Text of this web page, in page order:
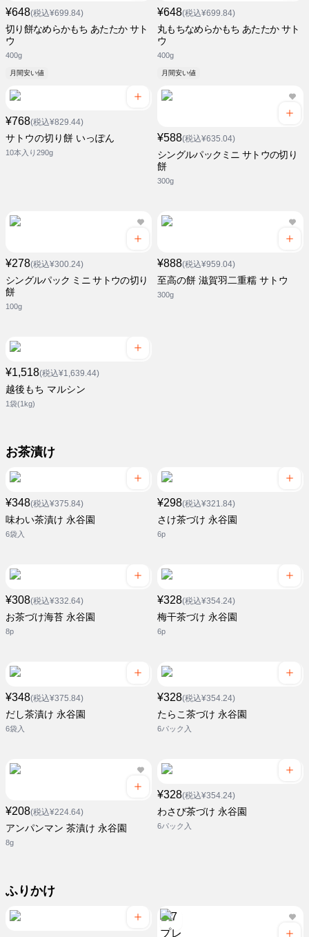
¥648(税込¥699.84)
切り餅なめらかもち あたたか サト
ウ
400g
月間安い値
¥648(税込¥699.84)
丸もちなめらかもち あたたか サト
ウ
400g
月間安い値
¥768(税込¥829.44)
サトウの切り餅 いっぽん
10本入り290g
¥588(税込¥635.04)
シングルパックミニ サトウの切り
餅
300g
¥278(税込¥300.24)
シングルパック ミニ サトウの切り
餅
100g
¥888(税込¥959.04)
至高の餅 滋賀羽二重糯 サトウ
300g
¥1,518(税込¥1,639.44)
越後もち マルシン
1袋(1kg)
お茶漬け
¥348(税込¥375.84)
味わい茶漬け 永谷園
6袋入
¥298(税込¥321.84)
さけ茶づけ 永谷園
6p
¥308(税込¥332.64)
お茶づけ海苔 永谷園
8p
¥328(税込¥354.24)
梅干茶づけ 永谷園
6p
¥348(税込¥375.84)
だし茶漬け 永谷園
6袋入
¥328(税込¥354.24)
たらこ茶づけ 永谷園
6パック入
¥208(税込¥224.64)
アンパンマン 茶漬け 永谷園
8g
¥328(税込¥354.24)
わさび茶づけ 永谷園
6パック入
ふりかけ